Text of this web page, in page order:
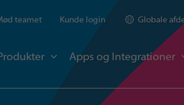
teamet Kunde login Globale
Apps og Integrationer